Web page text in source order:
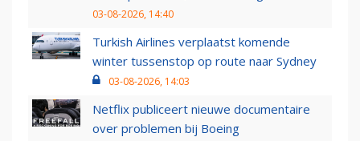
03-08-2026, 14:40
Turkish Airlines verplaatst komende
winter tussenstop op route naar Sydney
03-08-2026, 14:03
Netflix publiceert nieuwe documentaire
over problemen bij Boeing